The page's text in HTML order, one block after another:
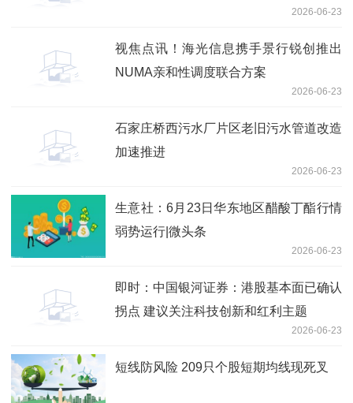
2026-06-23
视焦点讯！海光信息携手景行锐创推出
NUMA亲和性调度联合方案
2026-06-23
石家庄桥西污水厂片区老旧污水管道改造
加速推进
2026-06-23
生意社：6月23日华东地区醋酸丁酯行情
弱势运行|微头条
2026-06-23
即时：中国银河证券：港股基本面已确认
拐点 建议关注科技创新和红利主题
2026-06-23
短线防风险 209只个股短期均线现死叉